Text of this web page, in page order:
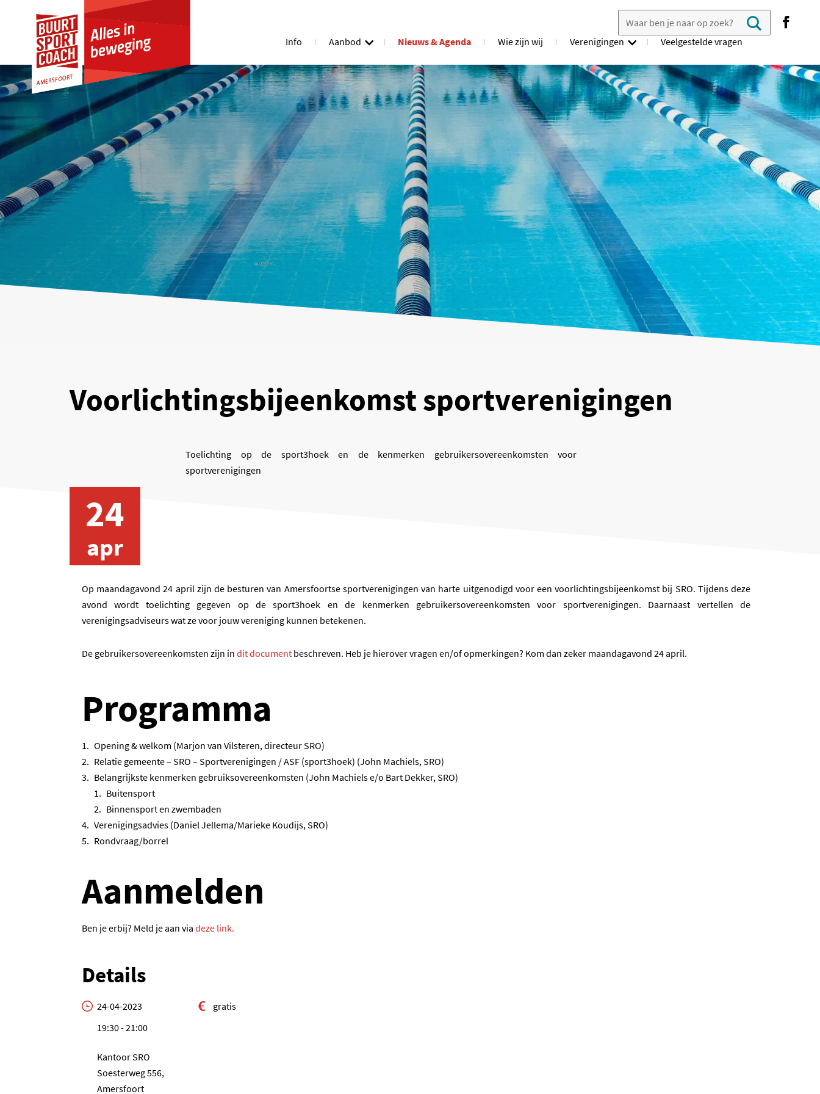
Info Aanbod Nieuws & Agenda Wie zijn wij Verenigingen Veelgestelde vragen
search
Voorlichtingsbijeenkomst sportverenigingen
24
apr
Toelichting op de sport3hoek en de kenmerken gebruikersovereenkomsten voor
sportverenigingen
Op maandagavond 24 april zijn de besturen van Amersfoortse sportverenigingen van harte uitgenodigd voor een voorlichtingsbijeenkomst bij SRO. Tijdens deze
avond wordt toelichting gegeven op de sport3hoek en de kenmerken gebruikersovereenkomsten voor sportverenigingen. Daarnaast vertellen de
verenigingsadviseurs wat ze voor jouw vereniging kunnen betekenen.
De gebruikersovereenkomsten zijn in dit document(opent in een nieuwe tab)
beschreven. Heb je hierover vragen en/of opmerkingen? Kom dan zeker maandagavond 24 april.
Programma
Opening & welkom (Marjon van Vilsteren, directeur SRO)
Relatie gemeente – SRO – Sportverenigingen / ASF (sport3hoek) (John Machiels, SRO)
Belangrijkste kenmerken gebruiksovereenkomsten (John Machiels e/o Bart Dekker, SRO)
Buitensport
Binnensport en zwembaden
Verenigingsadvies (Daniel Jellema/Marieke Koudijs, SRO)
Rondvraag/borrel
Aanmelden
Ben je erbij? Meld je aan via deze link.
Details
24-04-2023
19:30 - 21:00
gratis
Kantoor SRO
Soesterweg 556,
Amersfoort